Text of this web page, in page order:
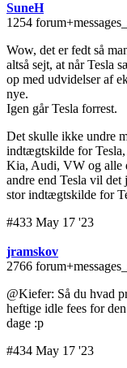
SuneH
1254
Wow, det er fedt så
altså sejt, at når Tesla
op med udvidelser af
nye.
Igen går Tesla forrest.
Det skulle ikke undre
indtægtskilde for
Kia, Audi, VW og alle
andre end Tesla vil det
stor indtægtskilde for
#433 May 17 '23
jramskov
2766
@Kiefer: Så du hvad
heftige idle fees for
dage :p
#434 May 17 '23